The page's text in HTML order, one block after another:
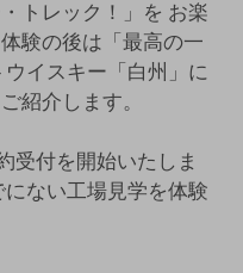
トレック！」を お楽
験の後は「最高の一
ウイスキー「白州」に
紹介します。
受付を開始いたしま
ない工場見学を体験